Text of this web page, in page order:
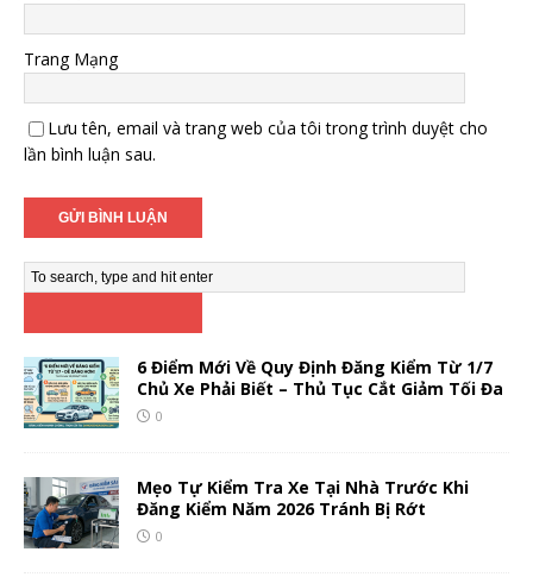
Trang Mạng
Lưu tên, email và trang web của tôi trong trình duyệt cho
lần bình luận sau.
6 Điểm Mới Về Quy Định Đăng Kiểm Từ 1/7
Chủ Xe Phải Biết – Thủ Tục Cắt Giảm Tối Đa
0
Mẹo Tự Kiểm Tra Xe Tại Nhà Trước Khi
Đăng Kiểm Năm 2026 Tránh Bị Rớt
0